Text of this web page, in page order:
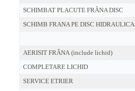
SCHIMBAT PLACUTE FRÂNA DISC
SCHIMB FRANA PE DISC HIDRAULICA
AERISIT FRÂNA (include lichid)
COMPLETARE LICHID
SERVICE ETRIER